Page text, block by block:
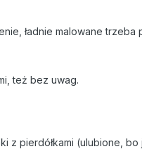
ładnie malowane trzeba
też bez uwag.
z pierdółkami (ulubione,